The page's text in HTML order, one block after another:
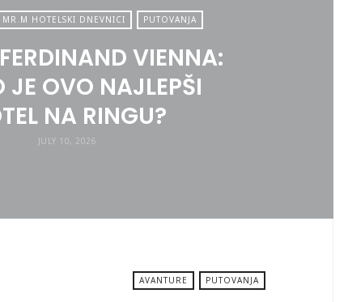
MR.M HOTELSKI DNEVNICI PUTOVANJA
VIENNA:
JE OVO NAJLEPŠI
NA RINGU?
JULY 10, 2026
AVANTURE PUTOVANJA